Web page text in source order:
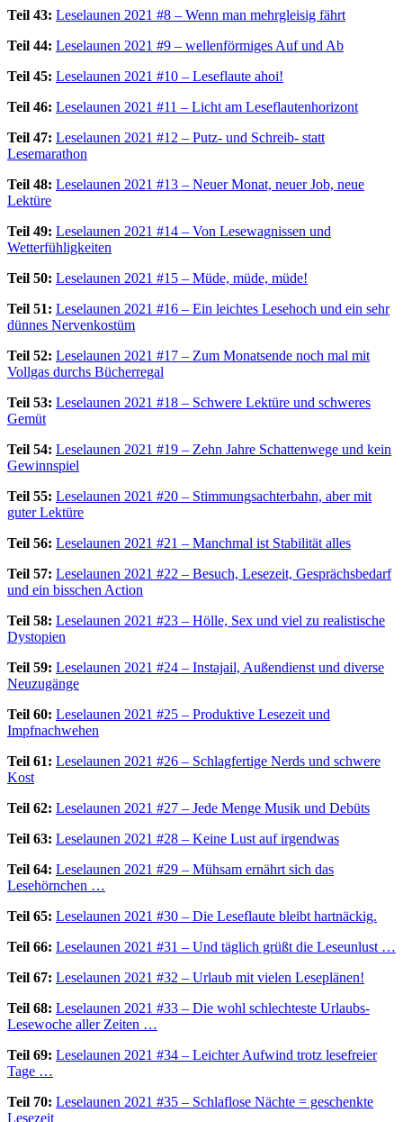
Teil 43: Leselaunen 2021 #8 – Wenn man mehrgleisig fährt
Teil 44: Leselaunen 2021 #9 – wellenförmiges Auf und Ab
Teil 45: Leselaunen 2021 #10 – Leseflaute ahoi!
Teil 46: Leselaunen 2021 #11 – Licht am Leseflautenhorizont
Teil 47: Leselaunen 2021 #12 – Putz- und Schreib- statt
Lesemarathon
Teil 48: Leselaunen 2021 #13 – Neuer Monat, neuer Job, neue
Lektüre
Teil 49: Leselaunen 2021 #14 – Von Lesewagnissen und
Wetterfühligkeiten
Teil 50: Leselaunen 2021 #15 – Müde, müde, müde!
Teil 51: Leselaunen 2021 #16 – Ein leichtes Lesehoch und ein sehr
dünnes Nervenkostüm
Teil 52: Leselaunen 2021 #17 – Zum Monatsende noch mal mit
Vollgas durchs Bücherregal
Teil 53: Leselaunen 2021 #18 – Schwere Lektüre und schweres
Gemüt
Teil 54: Leselaunen 2021 #19 – Zehn Jahre Schattenwege und kein
Gewinnspiel
Teil 55: Leselaunen 2021 #20 – Stimmungsachterbahn, aber mit
guter Lektüre
Teil 56: Leselaunen 2021 #21 – Manchmal ist Stabilität alles
Teil 57: Leselaunen 2021 #22 – Besuch, Lesezeit, Gesprächsbedarf
und ein bisschen Action
Teil 58: Leselaunen 2021 #23 – Hölle, Sex und viel zu realistische
Dystopien
Teil 59: Leselaunen 2021 #24 – Instajail, Außendienst und diverse
Neuzugänge
Teil 60: Leselaunen 2021 #25 – Produktive Lesezeit und
Impfnachwehen
Teil 61: Leselaunen 2021 #26 – Schlagfertige Nerds und schwere
Kost
Teil 62: Leselaunen 2021 #27 – Jede Menge Musik und Debüts
Teil 63: Leselaunen 2021 #28 – Keine Lust auf irgendwas
Teil 64: Leselaunen 2021 #29 – Mühsam ernährt sich das
Lesehörnchen …
Teil 65: Leselaunen 2021 #30 – Die Leseflaute bleibt hartnäckig.
Teil 66: Leselaunen 2021 #31 – Und täglich grüßt die Leseunlust …
Teil 67: Leselaunen 2021 #32 – Urlaub mit vielen Leseplänen!
Teil 68: Leselaunen 2021 #33 – Die wohl schlechteste Urlaubs-
Lesewoche aller Zeiten …
Teil 69: Leselaunen 2021 #34 – Leichter Aufwind trotz lesefreier
Tage …
Teil 70: Leselaunen 2021 #35 – Schlaflose Nächte = geschenkte
Lesezeit